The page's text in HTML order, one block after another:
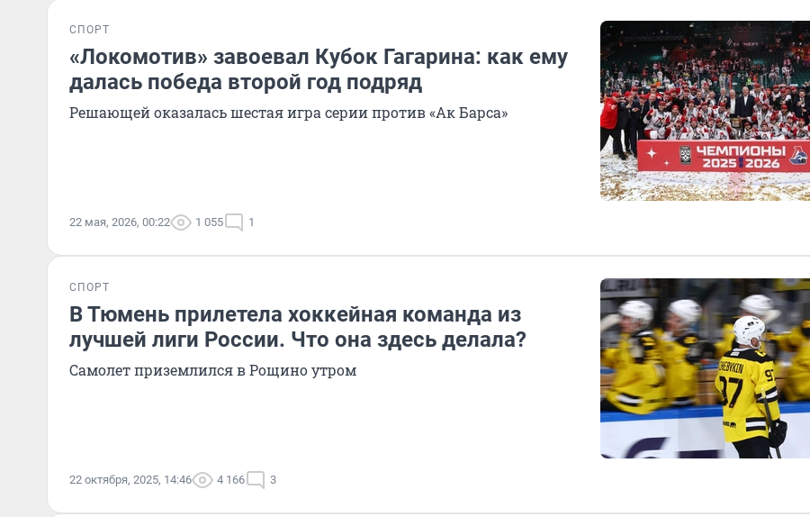
СПОРТ
«Локомотив» завоевал Кубок Гагарина: как ему
далась победа второй год подряд
Решающей оказалась шестая игра серии против «Ак Барса»
22 мая, 2026, 00:22 1 055 1
СПОРТ
В Тюмень прилетела хоккейная команда из
лучшей лиги России. Что она здесь делала?
Самолет приземлился в Рощино утром
22 октября, 2025, 14:46 4 166 3